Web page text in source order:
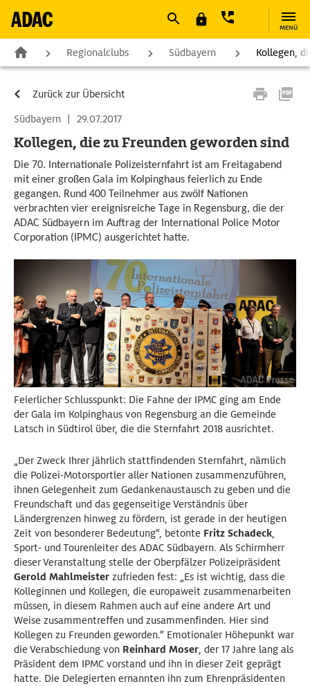
MENÜ
Regionalclubs Südbayern Kollegen,
Zurück zur Übersicht
Südbayern | 29.07.2017
Kollegen, die zu Freunden geworden sind
Die 70. Internationale Polizeisternfahrt ist am Freitagabend
mit einer großen Gala im Kolpinghaus feierlich zu Ende
gegangen. Rund 400 Teilnehmer aus zwölf Nationen
verbrachten vier ereignisreiche Tage in Regensburg, die der
ADAC Südbayern im Auftrag der International Police Motor
Corporation (IPMC) ausgerichtet hatte.
Feierlicher Schlusspunkt: Die Fahne der IPMC ging am Ende
der Gala im Kolpinghaus von Regensburg an die Gemeinde
Latsch in Südtirol über, die die Sternfahrt 2018 ausrichtet.
„Der Zweck Ihrer jährlich stattfindenden Sternfahrt, nämlich
die Polizei-Motorsportler aller Nationen zusammenzuführen,
ihnen Gelegenheit zum Gedankenaustausch zu geben und die
Freundschaft und das gegenseitige Verständnis über
Ländergrenzen hinweg zu fördern, ist gerade in der heutigen
Zeit von besonderer Bedeutung“, betonte Fritz Schadeck,
Sport- und Tourenleiter des ADAC Südbayern. Als Schirmherr
dieser Veranstaltung stelle der Oberpfälzer Polizeipräsident
Gerold Mahlmeister zufrieden fest: „Es ist wichtig, dass die
Kolleginnen und Kollegen, die europaweit zusammenarbeiten
müssen, in diesem Rahmen auch auf eine andere Art und
Weise zusammentreffen und zusammenfinden. Hier sind
Kollegen zu Freunden geworden.“ Emotionaler Höhepunkt war
die Verabschiedung von Reinhard Moser, der 17 Jahre lang als
Präsident dem IPMC vorstand und ihn in dieser Zeit geprägt
hatte. Die Delegierten ernannten ihn zum Ehrenpräsidenten